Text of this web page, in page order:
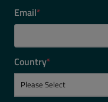
Email*
Country*